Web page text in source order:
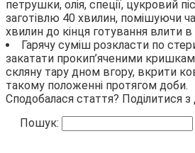
петрушки, олія, спеції, цукровий
заготівлю 40 хвилин, помішуючи
хвилин до кінця готування влити
Гарячу суміш розкласти по
закатати прокип’яченими
скляну тару дном вгору, вкрити
такому положенні протягом доби.
Сподобалася стаття? Поділитися з
Пошук: